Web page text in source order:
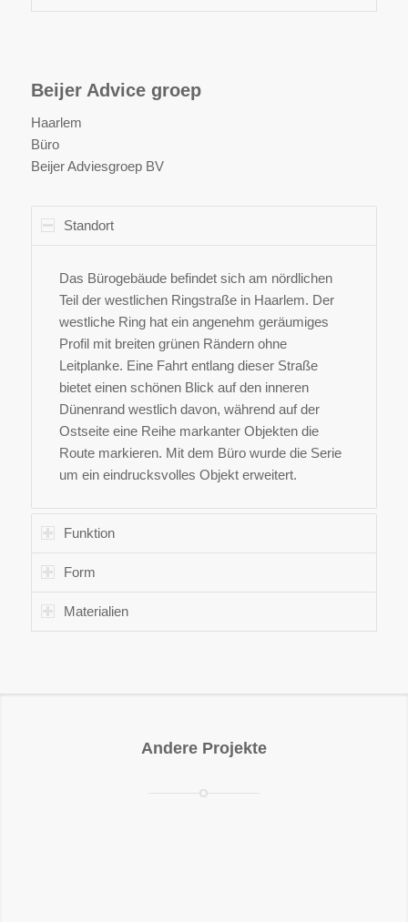
Beijer Advice groep
Haarlem
Büro
Beijer Adviesgroep BV
Standort
Das Bürogebäude befindet sich am nördlichen
Teil der westlichen Ringstraße in Haarlem. Der
westliche Ring hat ein angenehm geräumiges
Profil mit breiten grünen Rändern ohne
Leitplanke. Eine Fahrt entlang dieser Straße
bietet einen schönen Blick auf den inneren
Dünenrand westlich davon, während auf der
Ostseite eine Reihe markanter Objekten die
Route markieren. Mit dem Büro wurde die Serie
um ein eindrucksvolles Objekt erweitert.
Funktion
Form
Materialien
Andere Projekte